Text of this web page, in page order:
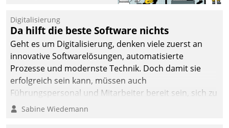
Jahresbeginn eine
Überblick, Einsicht und
Eingriff bietende Lösung.
Zur Entwicklung setzte
man auf
Cloudtechnologie,
bewährte und Startup-
agile Projektmethoden.
Digitalisierung
Da hilft die beste Software nichts
Geht es um Digitalisierung, denken viele zuerst an
innovative Softwarelösungen, automatisierte
Prozesse und modernste Technik. Doch damit sie
erfolgreich sein kann, müssen auch
Führungspersonal und Mitarbeiter bereit sein, sich zu
verändern und anzupassen, sonst werden sie an ihr
Sabine Wiedemann